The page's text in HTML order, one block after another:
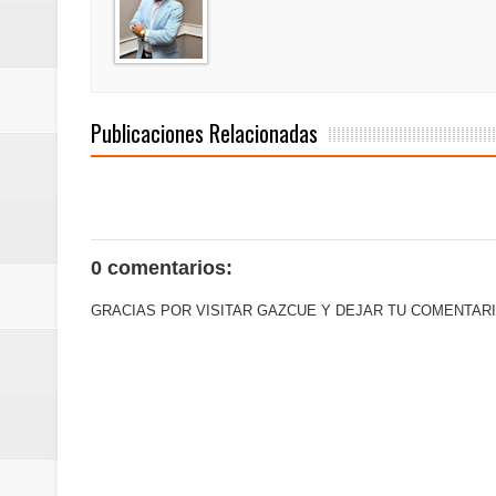
Publicaciones Relacionadas
0 comentarios:
GRACIAS POR VISITAR GAZCUE Y DEJAR TU